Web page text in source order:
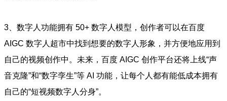
3、数字人功能拥有 50+ 数字人模型，创作者可以在百度
AIGC 数字人超市中找到想要的数字人形象，并方便地应用到
自己的视频创作中。未来，百度 AIGC 创作平台还将上线“声
音克隆”和“数字孪生”等 AI 功能，让每个人都有能低成本拥有
自己的“短视频数字人分身”。